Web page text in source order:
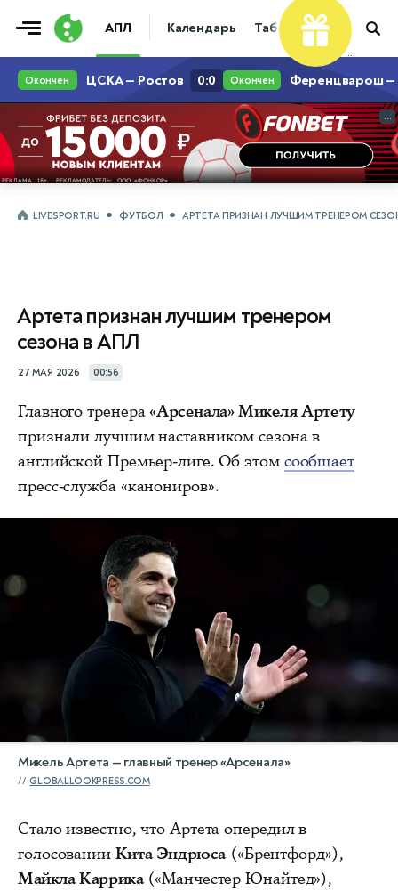
АПЛ Календарь Таблица Прогнозы
...
...
LIVESPORT.RU ФУТБОЛ АРТЕТА ПРИЗНАН ЛУЧШИМ ТРЕНЕРОМ
Артета признан лучшим тренером
сезона в АПЛ
27 МАЯ 2026 00:56
Главного тренера«Арсенала» Микеля Артету
признали лучшим наставником сезона в
английской Премьер-лиге. Об этом сообщает
пресс-служба «канониров».
Микель Артета — главный тренер «Арсенала»
GLOBALLOOKPRESS.COM
Стало известно, что Артета опередил в
голосовании Кита Эндрюса(«Брентфорд»),
Майкла Каррика(«Манчестер Юнайтед»),